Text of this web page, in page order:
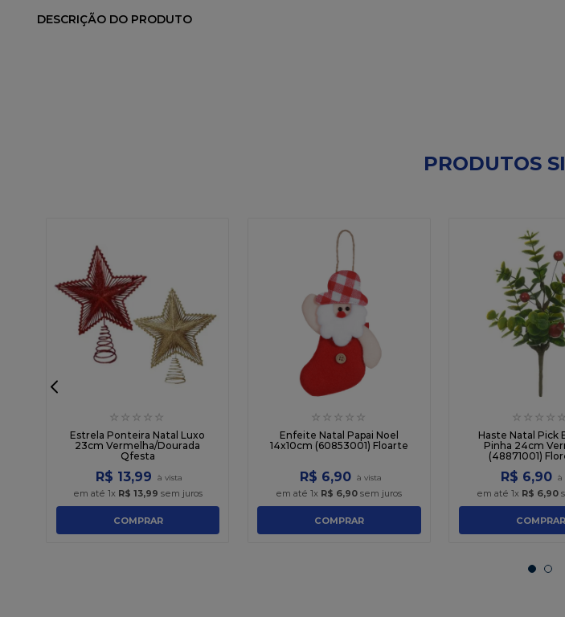
DESCRIÇÃO DO PRODUTO
PRODUTOS
☆ ☆ ☆ ☆ ☆
Estrela Ponteira Natal Luxo
23cm Vermelha/Dourada
Qfesta
R$ 13,99
em até 1x R$ 13,99 sem juros
COMPRAR
☆ ☆ ☆ ☆ ☆
Enfeite Natal Papai Noel
14x10cm (60853001) Floarte
R$ 6,90
em até1x R$ 6,90 sem juros
COMPRAR
☆ ☆ ☆ ☆ ☆
Haste Natal Pick
Pinha 24cm
(48871001)
R$ 6,90
em até1x R$ 6,90
COMPRAR